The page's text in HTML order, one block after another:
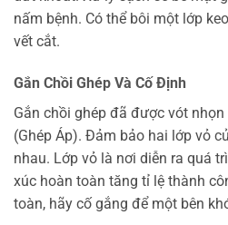
nấm bệnh. Có thể bôi một lớp
vết cắt.
Gắn Chồi Ghép Và Cố Định
Gắn chồi ghép đã được vót
(Ghép Áp). Đảm bảo hai lớp vỏ
nhau. Lớp vỏ là nơi diễn ra quá
xúc hoàn toàn tăng tỉ lệ thành
toàn, hãy cố gắng để một bên